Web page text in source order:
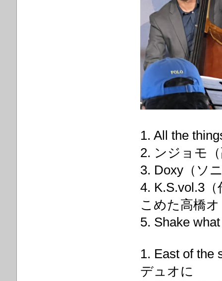
1. All the
2. ンジョモ
3. Doxy（ソ
4. K.S.vol.3
こめた高橋
5. Shake
1. East of the
デュオに